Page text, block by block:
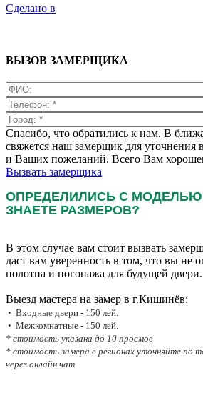
Сделано в
ВЫЗОВ ЗАМЕРЩИКА
Спасибо, что обратились к нам. В
свяжется наш замерщик для уточнения
и Ваших пожеланий. Всего Вам
Вызвать замерщика
ОПРЕДЕЛИЛИСЬ С МОДЕЛЬЮ
ЗНАЕТЕ РАЗМЕРОВ?
В этом случае вам стоит вызвать
даст вам уверенность в том, что вы не
полотна и погонажа для будущей двери.
Выезд мастера на замер в г.Кишинёв:
• Входные двери - 150 лей.
• Межкомнатные - 150 лей.
* стоимость указана до 10 проемов
* стоимость замера в регионах уточняйте по
через онлайн чат